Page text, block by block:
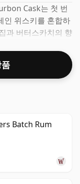
Cask는 첫 번
인 위스키를 혼합하
과 버터스카치의 향
는 이 드램입니다.
을 선사하고, 부드
넛의 지속적인 저
Batch Rum